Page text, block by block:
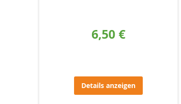
6,50 €
Details anzeigen